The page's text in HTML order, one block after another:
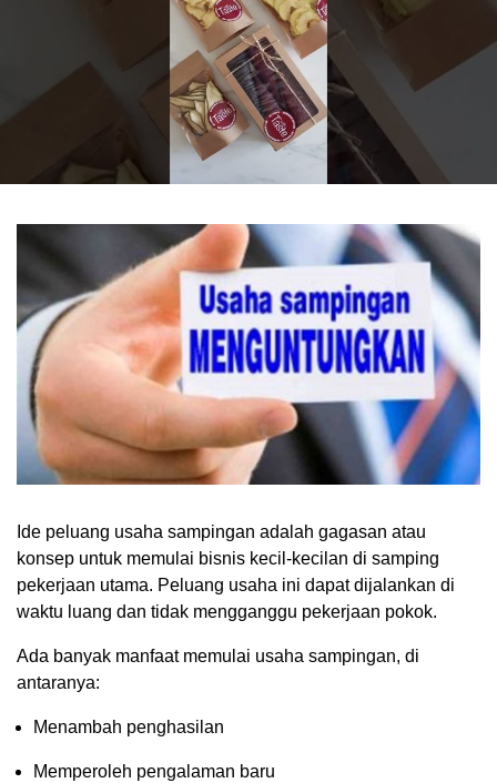
Ide peluang usaha sampingan adalah gagasan atau
konsep untuk memulai bisnis kecil-kecilan di samping
pekerjaan utama. Peluang usaha ini dapat dijalankan di
waktu luang dan tidak mengganggu pekerjaan pokok.
Ada banyak manfaat memulai usaha sampingan, di
antaranya:
Menambah penghasilan
Memperoleh pengalaman baru